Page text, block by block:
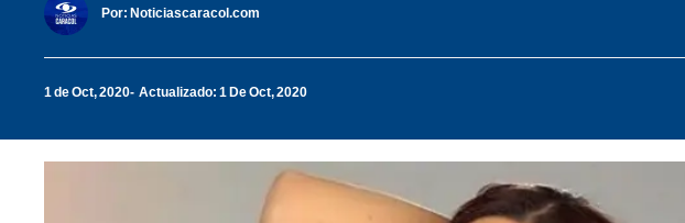
Por: Noticiascaracol.com
1 de Oct, 2020 Actualizado: 1 De Oct, 2020